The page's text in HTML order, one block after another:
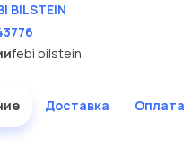
BILSTEIN
febi bilstein
Доставка Оплата